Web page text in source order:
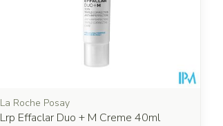
La Roche Posay
Lrp Effaclar Duo + M Creme 40ml